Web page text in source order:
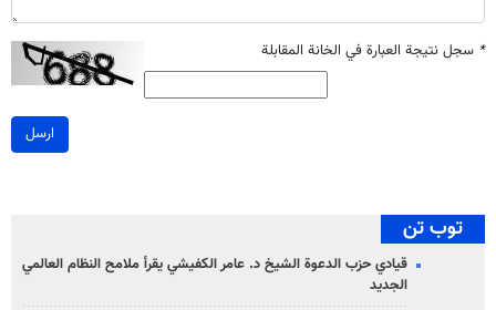
* سجل نتيجة العبارة في الخانة المقابلة
ارسل
توب تن
قيادي حزب الدعوة الشيخ د. عامر الكفيشي يقرأ ملامح النظام العالمي
الجديد